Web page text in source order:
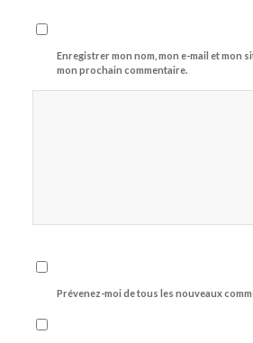
Enregistrer mon nom, mon e-mail et mon
mon prochain commentaire.
Prévenez-moi de tous les nouveaux